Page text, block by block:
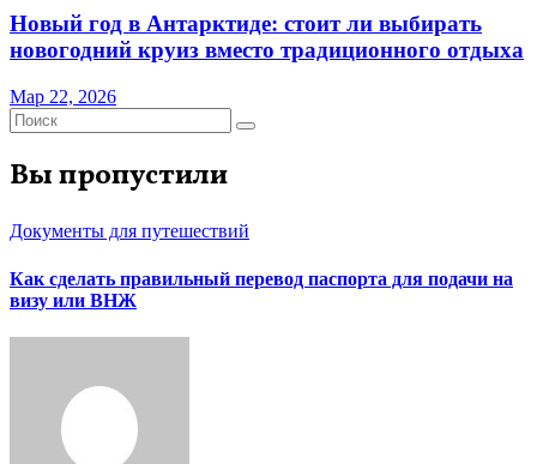
Новый год в Антарктиде: стоит ли выбирать
новогодний круиз вместо традиционного отдыха
Мар 22, 2026
Вы пропустили
Документы для путешествий
Как сделать правильный перевод паспорта для подачи на
визу или ВНЖ